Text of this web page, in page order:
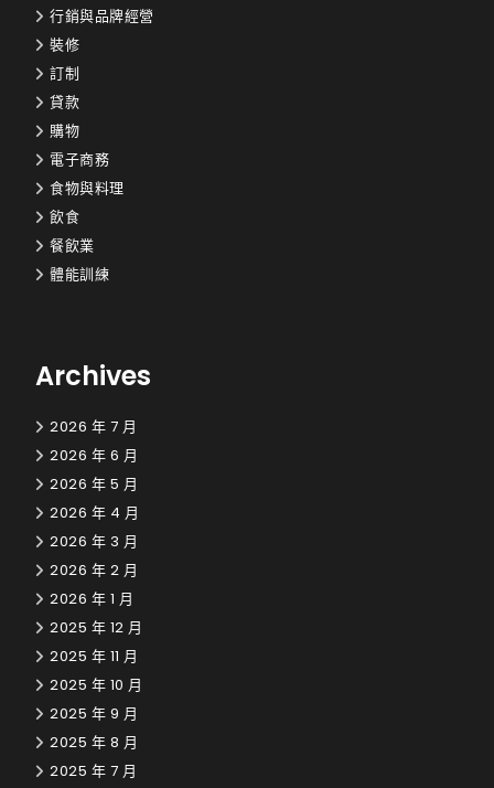
行銷與品牌經營
裝修
訂制
貸款
購物
電子商務
食物與料理
飲食
餐飲業
體能訓練
Archives
2026 年 7 月
2026 年 6 月
2026 年 5 月
2026 年 4 月
2026 年 3 月
2026 年 2 月
2026 年 1 月
2025 年 12 月
2025 年 11 月
2025 年 10 月
2025 年 9 月
2025 年 8 月
2025 年 7 月